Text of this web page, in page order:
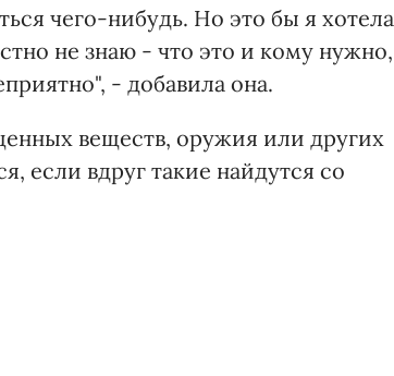
чего-нибудь. Но это бы я хотела
не знаю - что это и кому нужно,
- добавила она.
веществ, оружия или других
если вдруг такие найдутся со